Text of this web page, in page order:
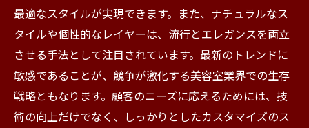
最適なスタイルが実現できます。また、ナチュラルなス
タイルや個性的なレイヤーは、流行とエレガンスを両立
させる手法として注目されています。最新のトレンドに
敏感であることが、競争が激化する美容室業界での生存
戦略ともなります。顧客のニーズに応えるためには、技
術の向上だけでなく、しっかりとしたカスタマイズのス